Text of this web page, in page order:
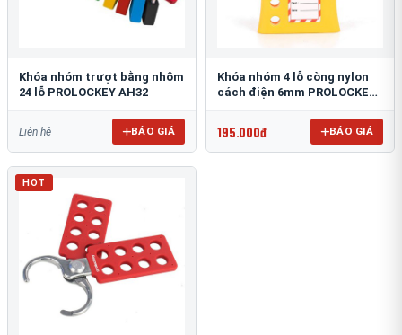
Khóa nhóm trượt bằng nhôm
24 lỗ PROLOCKEY AH32
Liên hệ BÁO GIÁ
Khóa nhóm 4 lỗ còng nylon
cách điện 6mm PROLOCKEY
195.000đ BÁO GIÁ
HOT